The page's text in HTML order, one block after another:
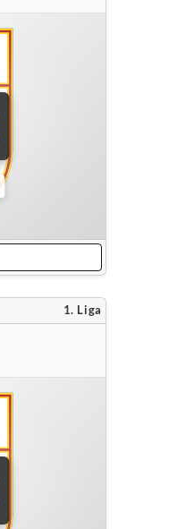
1. Liga